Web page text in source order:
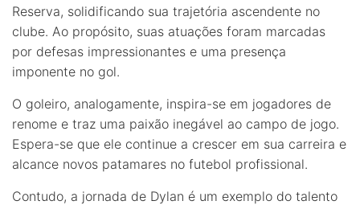
Reserva, solidificando sua trajetória ascendente no
clube. Ao propósito, suas atuações foram marcadas
por defesas impressionantes e uma presença
imponente no gol.
O goleiro, analogamente, inspira-se em jogadores de
renome e traz uma paixão inegável ao campo de jogo.
Espera-se que ele continue a crescer em sua carreira e
alcance novos patamares no futebol profissional.
Contudo, a jornada de Dylan é um exemplo do talento